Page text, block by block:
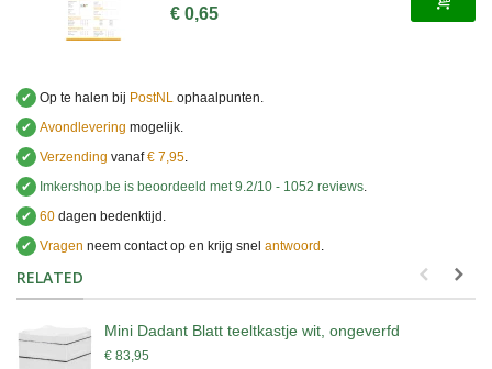
€ 0,65
✔ Op te halen bij PostNL ophaalpunten.
✔ Avondlevering mogelijk.
✔ Verzending vanaf€ 7,95
✔
Imkershop.be is beoordeeld met 9.2/10 - 1052 reviews
✔ 60 dagen bedenktijd.
✔ Vragen neem contact op en krijg snel antwoord
RELATED
Mini Dadant Blatt teeltkastje wit, ongeverfd
€ 83,95